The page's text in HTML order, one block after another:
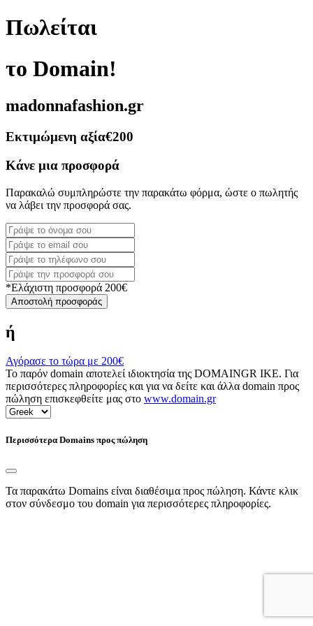
Πωλείται
το Domain!
madonnafashion.gr
Εκτιμώμενη αξία€200
Κάνε μια προσφορά
Παρακαλώ συμπληρώστε την παρακάτω φόρμα, ώστε ο πωλητής
να λάβει την προσφορά σας.
*Ελάχιστη προσφορά 200€
Αποστολή προσφοράς
ή
Αγόρασε το τώρα με 200€
Το παρόν domain αποτελεί ιδιοκτησία της DOMAINGR ΙΚΕ. Για
περισσότερες πληροφορίες και για να δείτε και άλλα domain προς
πώληση επισκεφθείτε μας στο www.domain.gr
Περισσότερα Domains προς πώληση
Τα παρακάτω Domains είναι διαθέσιμα προς πώληση. Κάντε κλικ
στον σύνδεσμο του domain για περισσότερες πληροφορίες.